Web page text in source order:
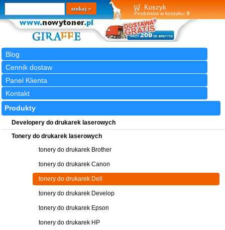
Koszyk
Produktów w koszyku: 0
Blog
Cennik dostaw
Panel Klienta
Kontakt
Wyszukiwarka
szukaj
Produkty
Developery do drukarek laserowych
Tonery do drukarek laserowych
tonery do drukarek Brother
tonery do drukarek Canon
tonery do drukarek Dell
tonery do drukarek Develop
tonery do drukarek Epson
tonery do drukarek HP